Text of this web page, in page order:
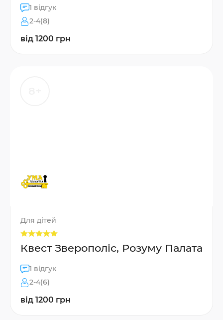
1 відгук
2-4(8)
від 1200 грн
Для дітей
Квест Зверополіс, Розуму Палата
1 відгук
2-4(6)
від 1200 грн